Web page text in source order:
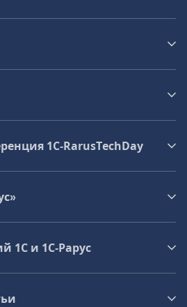
1C‑RarusTechDay
1С и 1С‑Рарус